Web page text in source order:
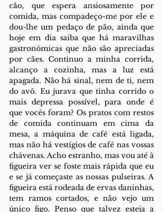
cão, que espera ansiosamente por
comida, mas compadeço-me por ele e
dou-lhe um pedaço de pão, ainda que
hoje em dia saiba que há maravilhas
gastronómicas que não são apreciadas
por cães. Continuo a minha corrida,
alcanço a cozinha, mas a luz está
apagada. Não há sinal, nem de ti, nem
do avô. Eu jurava que tinha corrido o
mais depressa possível, para onde é
que vocês foram? Os pratos com restos
de comida continuam em cima da
mesa, a máquina de café está ligada,
mas não há vestígios de café nas vossas
chávenas. Acho estranho, mas vou até à
figueira ver se foste mais rápida que eu
e se já começaste as nossas pulseiras. A
figueira está rodeada de ervas daninhas,
tem ramos cortados, e não vejo um
único figo. Penso que talvez esteja a